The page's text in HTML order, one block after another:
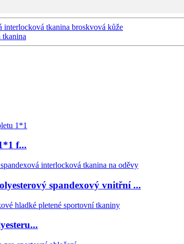
interlocková tkanina broskvová kůže
tkanina
f...
spandexový vnitřní ...